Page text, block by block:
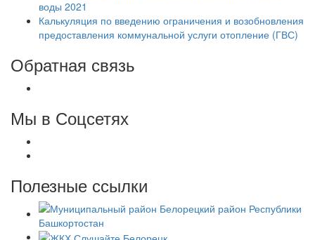
воды 2021
Калькуляция по введению ограничения и возобновления
предоставления коммунальной услуги отопление (ГВС)
Обратная связь
Мы в Соцсетях
Полезные ссылки